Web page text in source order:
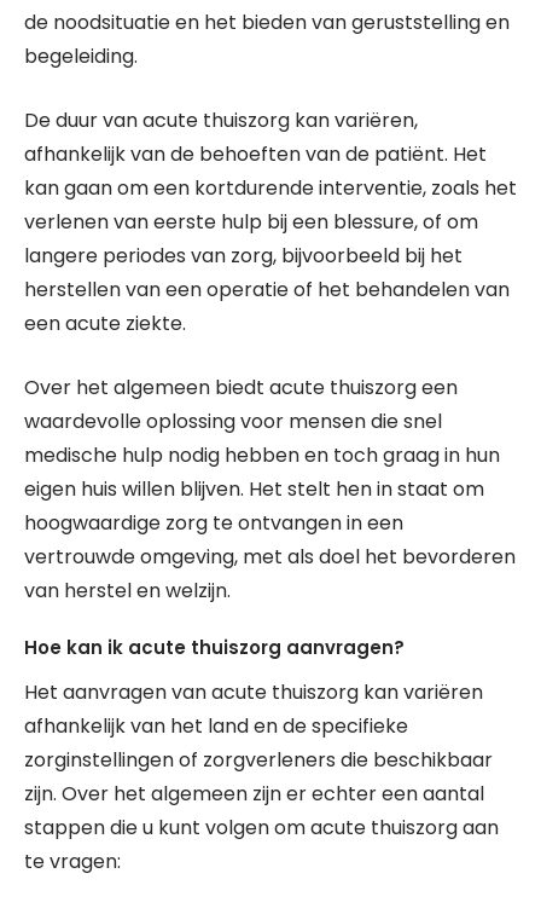
de noodsituatie en het bieden van geruststelling en
begeleiding.
De duur van acute thuiszorg kan variëren,
afhankelijk van de behoeften van de patiënt. Het
kan gaan om een kortdurende interventie, zoals het
verlenen van eerste hulp bij een blessure, of om
langere periodes van zorg, bijvoorbeeld bij het
herstellen van een operatie of het behandelen van
een acute ziekte.
Over het algemeen biedt acute thuiszorg een
waardevolle oplossing voor mensen die snel
medische hulp nodig hebben en toch graag in hun
eigen huis willen blijven. Het stelt hen in staat om
hoogwaardige zorg te ontvangen in een
vertrouwde omgeving, met als doel het bevorderen
van herstel en welzijn.
Hoe kan ik acute thuiszorg aanvragen?
Het aanvragen van acute thuiszorg kan variëren
afhankelijk van het land en de specifieke
zorginstellingen of zorgverleners die beschikbaar
zijn. Over het algemeen zijn er echter een aantal
stappen die u kunt volgen om acute thuiszorg aan
te vragen: